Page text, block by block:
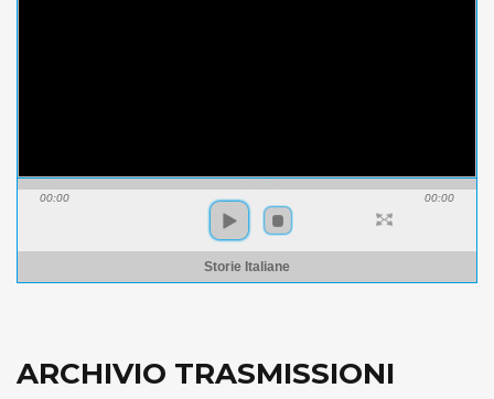
00:00 00:00
Storie Italiane
ARCHIVIO TRASMISSIONI